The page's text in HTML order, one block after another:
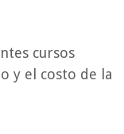
cursos
y el costo de la